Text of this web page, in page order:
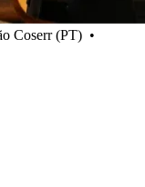
Coserr (PT) •